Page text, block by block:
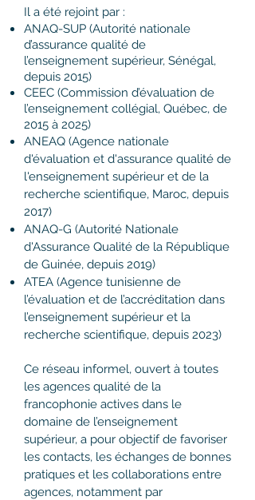
Il a été rejoint par :
ANAQ-SUP (Autorité nationale
d’assurance qualité de
l’enseignement supérieur, Sénégal,
depuis 2015)
CEEC (Commission d’évaluation de
l’enseignement collégial, Québec, de
2015 à 2025)
ANEAQ (Agence nationale
d'évaluation et d'assurance qualité de
l'enseignement supérieur et de la
recherche scientifique, Maroc, depuis
2017)
ANAQ-G (Autorité Nationale
d'Assurance Qualité de la République
de Guinée, depuis 2019)
ATEA (Agence tunisienne de
l’évaluation et de l’accréditation dans
l’enseignement supérieur et la
recherche scientifique, depuis 2023)
Ce réseau informel, ouvert à toutes
les agences qualité de la
francophonie actives dans le
domaine de l’enseignement
supérieur, a pour objectif de favoriser
les contacts, les échanges de bonnes
pratiques et les collaborations entre
agences, notamment par